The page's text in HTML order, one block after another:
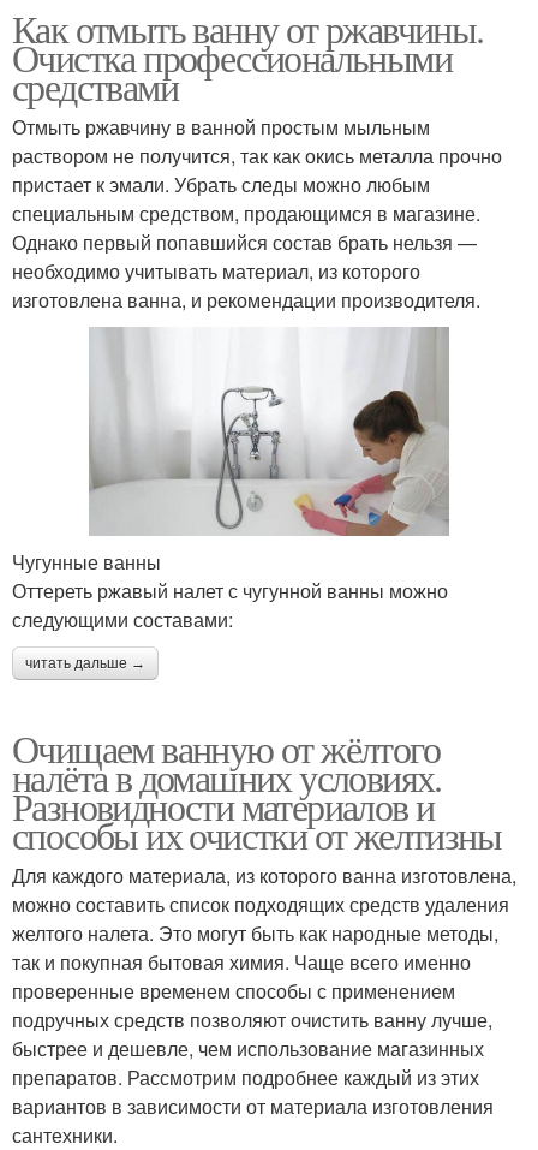
Как отмыть ванну от ржавчины.
Очистка профессиональными
средствами
Отмыть ржавчину в ванной простым мыльным
раствором не получится, так как окись металла прочно
пристает к эмали. Убрать следы можно любым
специальным средством, продающимся в магазине.
Однако первый попавшийся состав брать нельзя —
необходимо учитывать материал, из которого
изготовлена ванна, и рекомендации производителя.
Чугунные ванны
Оттереть ржавый налет с чугунной ванны можно
следующими составами:
читать дальше →
Очищаем ванную от жёлтого
налёта в домашних условиях.
Разновидности материалов и
способы их очистки от желтизны
Для каждого материала, из которого ванна изготовлена,
можно составить список подходящих средств удаления
желтого налета. Это могут быть как народные методы,
так и покупная бытовая химия. Чаще всего именно
проверенные временем способы с применением
подручных средств позволяют очистить ванну лучше,
быстрее и дешевле, чем использование магазинных
препаратов. Рассмотрим подробнее каждый из этих
вариантов в зависимости от материала изготовления
сантехники.